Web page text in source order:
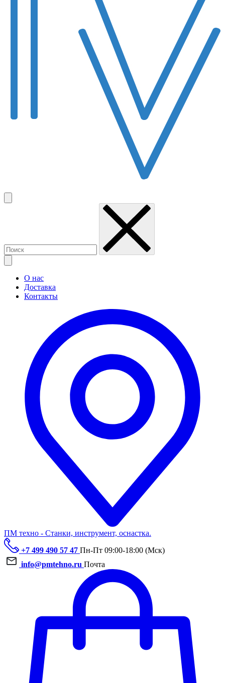
О нас
Доставка
Контакты
ПМ техно - Станки, инструмент, оснастка.
+7 499 490 57 47 Пн-Пт 09:00-18:00 (Мск)
info@pmtehno.ru Почта